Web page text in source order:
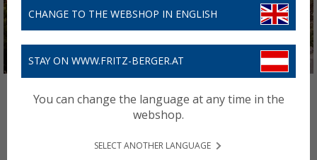
CHANGE TO THE WEBSHOP IN ENGLISH
STAY ON WWW.FRITZ-BERGER.AT
You can change the language at any time in the
webshop.
SELECT ANOTHER LANGUAGE